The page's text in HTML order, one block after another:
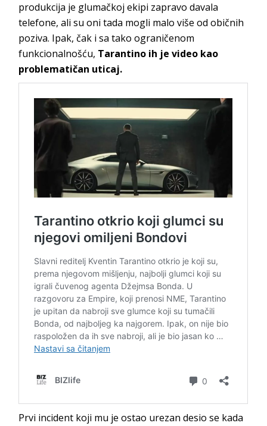
produkcija je glumačkoj ekipi zapravo davala
telefone, ali su oni tada mogli malo više od običnih
poziva. Ipak, čak i sa tako ograničenom
funkcionalnošću, Tarantino ih je video kao
problematičan uticaj.
Prvi incident koji mu je ostao urezan desio se kada